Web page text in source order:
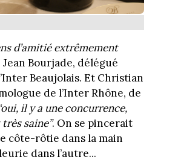
d’amitié extrêmement
Bourjade, délégué
Beaujolais. Et Christian
de l’Inter Rhône, de
il y a une concurrence,
saine”. On se pincerait
côte-rôtie dans la main
dans l’autre...